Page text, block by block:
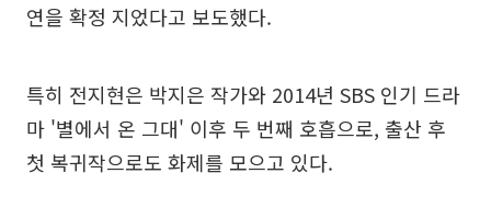
연을 확정 지었다고 보도했다.
특히 전지현은 박지은 작가와 2014년 SBS 인기 드라
마 '별에서 온 그대' 이후 두 번째 호흡으로, 출산 후
첫 복귀작으로도 화제를 모으고 있다.